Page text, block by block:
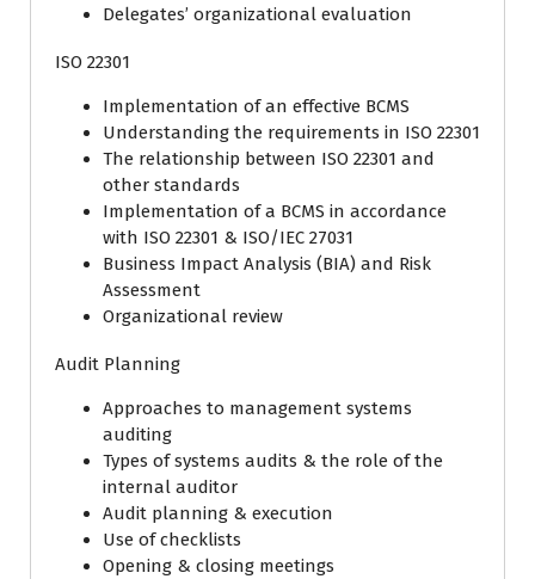
Delegates’ organizational evaluation
ISO 22301
Implementation of an effective BCMS
Understanding the requirements in ISO 22301
The relationship between ISO 22301 and
other standards
Implementation of a BCMS in accordance
with ISO 22301 & ISO/IEC 27031
Business Impact Analysis (BIA) and Risk
Assessment
Organizational review
Audit Planning
Approaches to management systems
auditing
Types of systems audits & the role of the
internal auditor
Audit planning & execution
Use of checklists
Opening & closing meetings